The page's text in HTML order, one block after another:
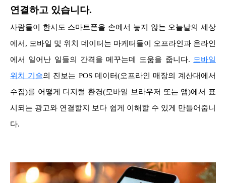
연결하고 있습니다.
사람들이 한시도 스마트폰을 손에서 놓지 않는 오늘날의 세상
에서, 모바일 및 위치 데이터는 마케터들이 오프라인과 온라인
에서 일어난 일들의 간격을 메꾸는데 도움을 줍니다. 모바일
위치 기술의 진보는 POS 데이터(오프라인 매장의 계산대에서
수집)를 어떻게 디지털 환경(모바일 브라우저 또는 앱)에서 표
시되는 광고와 연결할지 보다 쉽게 이해할 수 있게 만들어줍니
다.